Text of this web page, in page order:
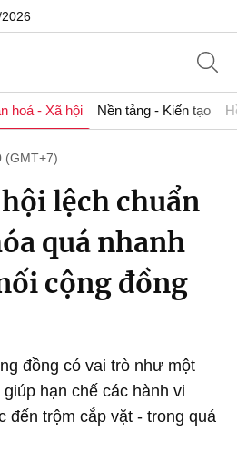
hoá - Xã hội Nền tảng - Kiến tạo
(GMT+7)
lệch chuẩn
quá nhanh
cộng đồng
đồng có vai trò như một
hạn chế các hành vi
đến trộm cắp vặt - trong quá